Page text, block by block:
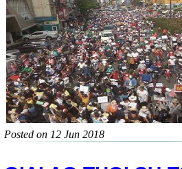
Posted on 12 Jun 2018